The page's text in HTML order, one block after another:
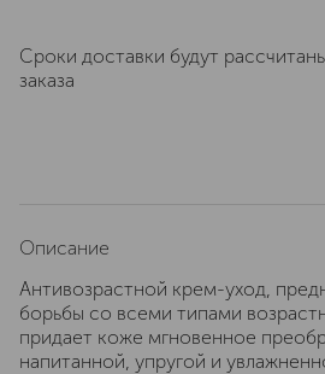
Сроки доставки будут
заказа
Описание
Антивозрастной крем-уход,
борьбы со всеми типами
придает коже мгновенное
напитанной, упругой и